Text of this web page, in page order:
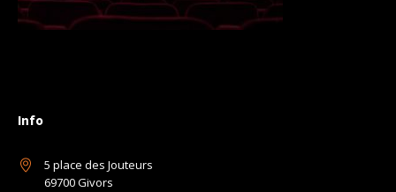
Info
5 place des Jouteurs
69700 Givors